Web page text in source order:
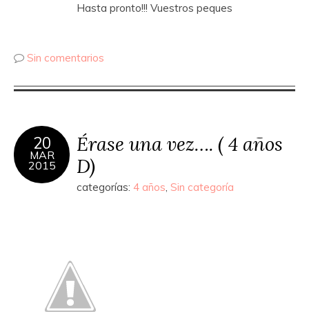
Hasta pronto!!! Vuestros peques
Sin comentarios
20
MAR
2015
Érase una vez…. ( 4 años
D)
categorías: 4 años Sin categoría